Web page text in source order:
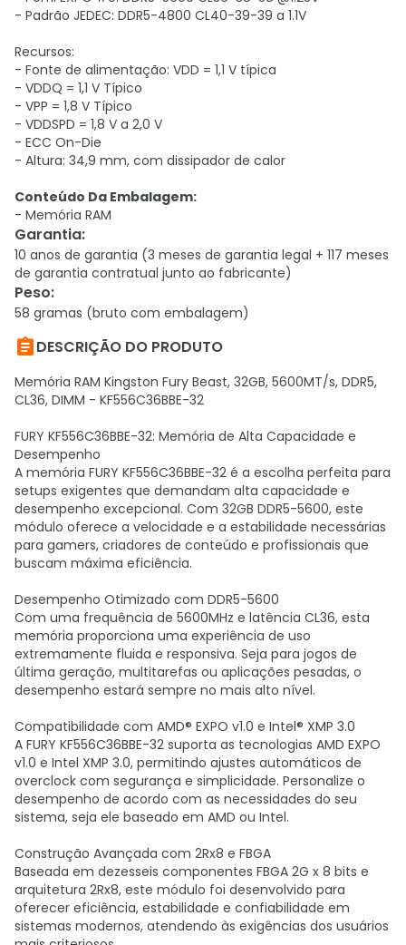
- Padrão JEDEC: DDR5-4800 CL40-39-39 a 1.1V
Recursos:
- Fonte de alimentação: VDD = 1,1 V típica
- VDDQ = 1,1 V Típico
- VPP = 1,8 V Típico
- VDDSPD = 1,8 V a 2,0 V
- ECC On-Die
- Altura: 34,9 mm, com dissipador de calor
Conteúdo Da Embalagem:
- Memória RAM
Garantia:
10 anos de garantia (3 meses de garantia legal + 117 meses
de garantia contratual junto ao fabricante)
Peso:
58 gramas (bruto com embalagem)
DESCRIÇÃO DO PRODUTO
Memória RAM Kingston Fury Beast, 32GB, 5600MT/s, DDR5,
CL36, DIMM - KF556C36BBE-32
FURY KF556C36BBE-32: Memória de Alta Capacidade e
Desempenho
A memória FURY KF556C36BBE-32 é a escolha perfeita para
setups exigentes que demandam alta capacidade e
desempenho excepcional. Com 32GB DDR5-5600, este
módulo oferece a velocidade e a estabilidade necessárias
para gamers, criadores de conteúdo e profissionais que
buscam máxima eficiência.
Desempenho Otimizado com DDR5-5600
Com uma frequência de 5600MHz e latência CL36, esta
memória proporciona uma experiência de uso
extremamente fluida e responsiva. Seja para jogos de
última geração, multitarefas ou aplicações pesadas, o
desempenho estará sempre no mais alto nível.
Compatibilidade com AMD® EXPO v1.0 e Intel® XMP 3.0
A FURY KF556C36BBE-32 suporta as tecnologias AMD EXPO
v1.0 e Intel XMP 3.0, permitindo ajustes automáticos de
overclock com segurança e simplicidade. Personalize o
desempenho de acordo com as necessidades do seu
sistema, seja ele baseado em AMD ou Intel.
Construção Avançada com 2Rx8 e FBGA
Baseada em dezesseis componentes FBGA 2G x 8 bits e
arquitetura 2Rx8, este módulo foi desenvolvido para
oferecer eficiência, estabilidade e confiabilidade em
sistemas modernos, atendendo às exigências dos usuários